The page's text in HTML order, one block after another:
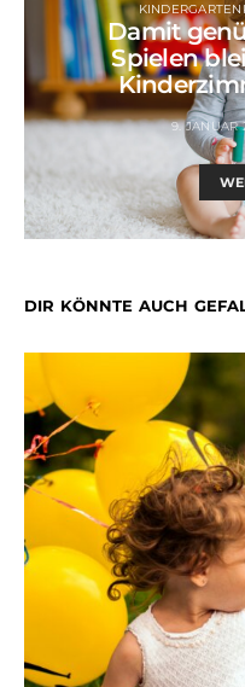
Damit
Spielen
9. JANUAR
DIR KÖNNTE AUCH